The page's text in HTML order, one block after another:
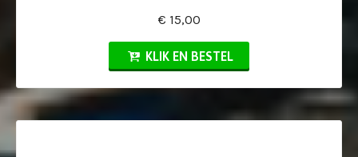
€ 15,00
KLIK EN BESTEL